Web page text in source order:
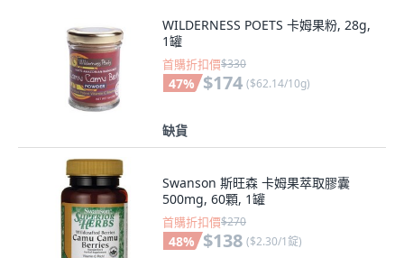
WILDERNESS POETS 卡姆果粉, 28g,
1罐
首購折扣價$330
47% $174 ($62.14/10g)
缺貨
Swanson 斯旺森 卡姆果萃取膠囊
500mg, 60顆, 1罐
首購折扣價$270
48% $138 ($2.30/1錠)